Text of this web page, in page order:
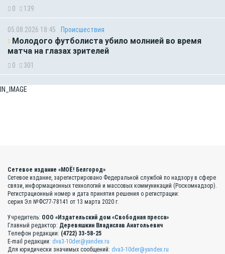
0 139
05.08.2026 18:45 Происшествия
Молодого футболиста убило молнией во время
матча на глазах зрителей
0 301
IN_IMAGE
Сетевое издание «МОЁ! Белгород»
Сетевое издание, зарегистрировано Федеральной службой по надзору в сфере
связи, информационных технологий и массовых коммуникаций (Роскомнадзор).
Регистрационный номер и дата принятия решения о регистрации:
серия Эл №ФС77-78141 от 13 марта 2020 г.
Учредитель: ООО «Издательский дом «Свободная пресса»
Главный редактор: Деревяшкин Владислав Анатольевич
Телефон редакции: (4722) 33-58-25
E-mail редакции: dva3-10der@yandex.ru
Для юридически значимых сообщений: dva3-10der@yandex.ru